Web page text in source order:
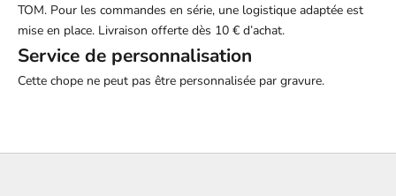
TOM. Pour les commandes en série, une logistique adaptée est
mise en place. Livraison offerte dès 10 € d’achat.
Service de personnalisation
Cette chope ne peut pas être personnalisée par gravure.